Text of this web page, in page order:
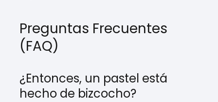
Preguntas Frecuentes
(FAQ)
¿Entonces, un pastel está
hecho de bizcocho?